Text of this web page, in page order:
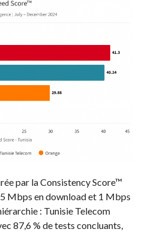
par la Consistency Score™
Mbps en download et 1 Mbps
: Tunisie Telecom
87,6 % de tests concluants,